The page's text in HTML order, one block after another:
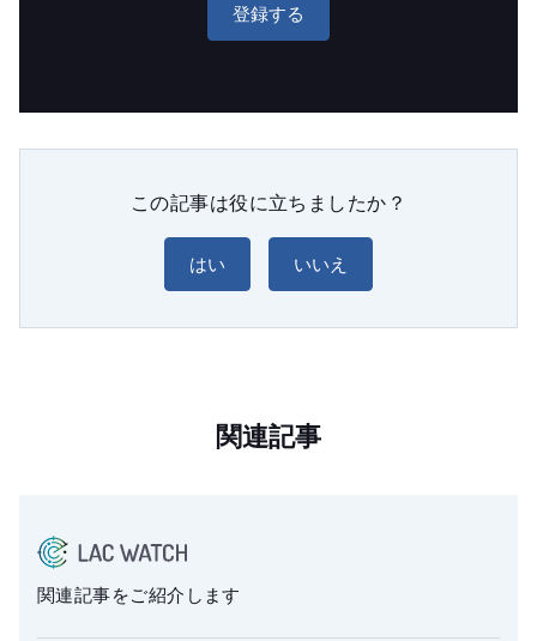
登録する
この記事は役に立ちましたか？
はい いいえ
関連記事
関連記事をご紹介します